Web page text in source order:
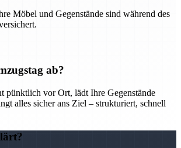
Möbel und Gegenstände sind während des
ab?
pünktlich vor Ort, lädt Ihre Gegenstände
alles sicher ans Ziel – strukturiert, schnell